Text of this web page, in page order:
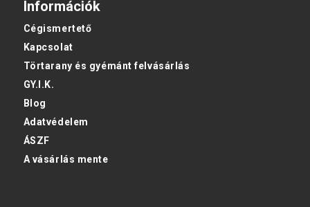
Információk
Cégismertető
Kapcsolat
Törtarany és gyémánt felvásárlás
GY.I.K.
Blog
Adatvédelem
ÁSZF
A vásárlás mente